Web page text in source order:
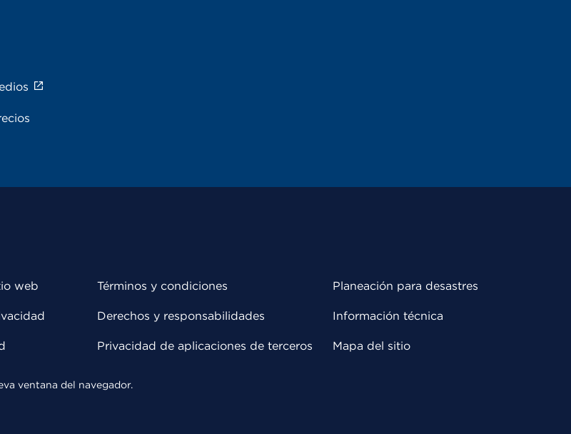
web Términos y condiciones
Derechos y responsabilidades
Privacidad de aplicaciones de terceros
Planeación para desastres
Información técnica
Mapa del sitio
ventana del navegador.